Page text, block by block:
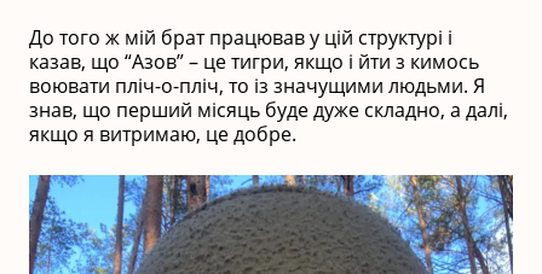
До того ж мій брат працював у цій структурі і
казав, що “Азов” – це тигри, якщо і йти з кимось
воювати пліч-о-пліч, то із значущими людьми. Я
знав, що перший місяць буде дуже складно, а далі,
якщо я витримаю, це добре.